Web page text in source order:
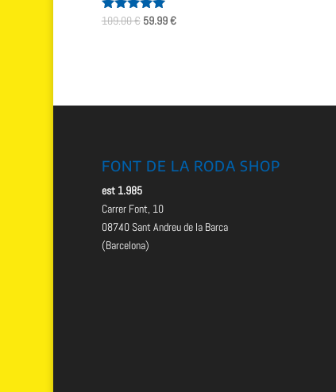
Valorado
109.00€ El
59.99€El
FONT DE LA RODA SHOP
est 1.985
Carrer Font, 10
08740 Sant Andreu de la Barca
(Barcelona)